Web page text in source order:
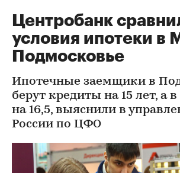
Центробанк
условия ипотеки в
Подмосковье
Ипотечные заемщики в
берут кредиты на 15 лет, а
на 16,5, выяснили в
России по ЦФО